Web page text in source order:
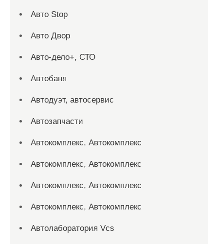
Авто Stop
Авто Двор
Авто-дело+, СТО
Автобаня
Автодуэт, автосервис
Автозапчасти
Автокомплекс, Автокомплекс
Автокомплекс, Автокомплекс
Автокомплекс, Автокомплекс
Автокомплекс, Автокомплекс
Автолаборатория Vcs